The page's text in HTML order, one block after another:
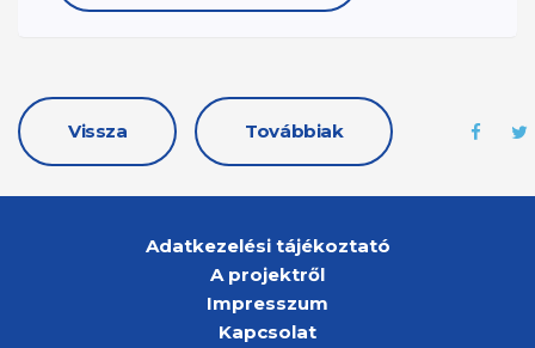
Vissza Továbbiak
Adatkezelési tájékoztató
A projektről
Impresszum
Kapcsolat